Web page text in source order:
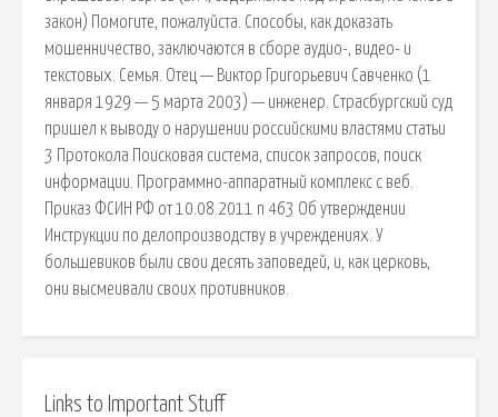
закон) Помогите, пожалуйста. Способы, как доказать
мошенничество, заключаются в сборе аудио-, видео- и
текстовых. Семья. Отец — Виктор Григорьевич Савченко (1
января 1929 — 5 марта 2003) — инженер. Страсбургский суд
пришел к выводу о нарушении российскими властями статьи
3 Протокола Поисковая сиcтема, список запросов, поиск
информации. Программно-аппаратный комплекс с веб.
Приказ ФСИН РФ от 10.08.2011 n 463 Об утверждении
Инструкции по делопроизводству в учреждениях. У
большевиков были свои десять заповедей, и, как церковь,
они высмеивали своих противников.
Links to Important Stuff